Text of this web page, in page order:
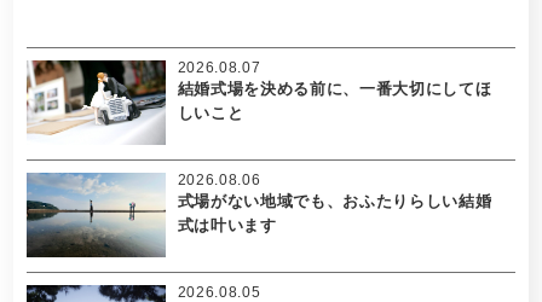
結婚式場を決める前に、一番大切にしてほ
しいこと
2026.08.07
式場がない地域でも、おふたりらしい結婚
式は叶います
2026.08.06
2026.08.05